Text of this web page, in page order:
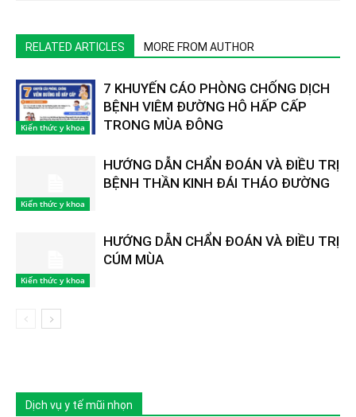
RELATED ARTICLES MORE FROM AUTHOR
Kiến thức y khoa
7 KHUYẾN CÁO PHÒNG CHỐNG DỊCH
BỆNH VIÊM ĐƯỜNG HÔ HẤP CẤP
TRONG MÙA ĐÔNG
Kiến thức y khoa
HƯỚNG DẪN CHẨN ĐOÁN VÀ ĐIỀU TRỊ
BỆNH THẦN KINH ĐÁI THÁO ĐƯỜNG
Kiến thức y khoa
HƯỚNG DẪN CHẨN ĐOÁN VÀ ĐIỀU TRỊ
CÚM MÙA
Dịch vụ y tế mũi nhọn